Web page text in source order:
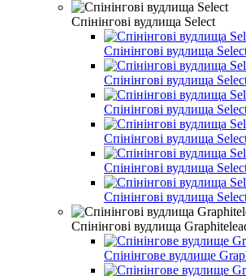
Спінінгові вудлища Select
Спінінгові вудлища
Спінінгові вудлища
Спінінгові вудлища
Спінінгові вудлища
Спінінгові вудлища
Спінінгові вудлища
Спінінгові вудлища
Спінінгове вудлище